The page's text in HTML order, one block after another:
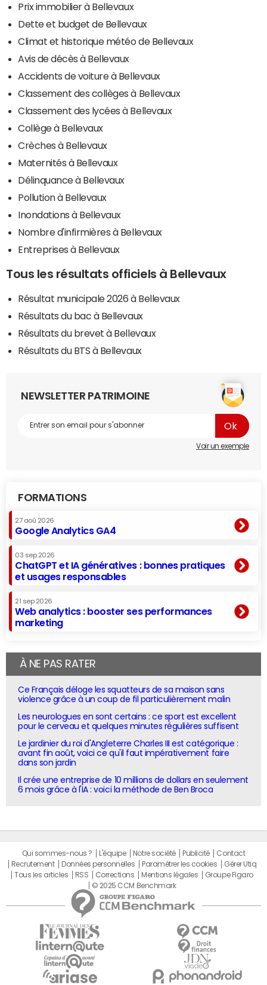
Prix immobilier à Bellevaux
Dette et budget de Bellevaux
Climat et historique météo de Bellevaux
Avis de décès à Bellevaux
Accidents de voiture à Bellevaux
Classement des collèges à Bellevaux
Classement des lycées à Bellevaux
Collège à Bellevaux
Crèches à Bellevaux
Maternités à Bellevaux
Délinquance à Bellevaux
Pollution à Bellevaux
Inondations à Bellevaux
Nombre d'infirmières à Bellevaux
Entreprises à Bellevaux
Tous les résultats officiels à Bellevaux
Résultat municipale 2026 à Bellevaux
Résultats du bac à Bellevaux
Résultats du brevet à Bellevaux
Résultats du BTS à Bellevaux
NEWSLETTER PATRIMOINE
Voir un exemple
FORMATIONS
27 aoû 2026
Google Analytics GA4
03 sep 2026
ChatGPT et IA génératives : bonnes pratiques
et usages responsables
21 sep 2026
Web analytics : booster ses performances
marketing
À NE PAS RATER
Ce Français déloge les squatteurs de sa maison sans
violence grâce à un coup de fil particulièrement malin
Les neurologues en sont certains : ce sport est excellent
pour le cerveau et quelques minutes régulières suffisent
Le jardinier du roi d'Angleterre Charles III est catégorique :
avant fin août, voici ce qu'il faut impérativement faire
dans son jardin
Il crée une entreprise de 10 millions de dollars en seulement
6 mois grâce à l'IA : voici la méthode de Ben Broca
Qui sommes-nous ? L'équipe Notre société Publicité
Contact
Recrutement
Données personnelles Paramétrer les cookies
Gérer Utiq
Tous les articles
RSS Corrections Mentions légales
Groupe Figaro
© 2025 CCM Benchmark